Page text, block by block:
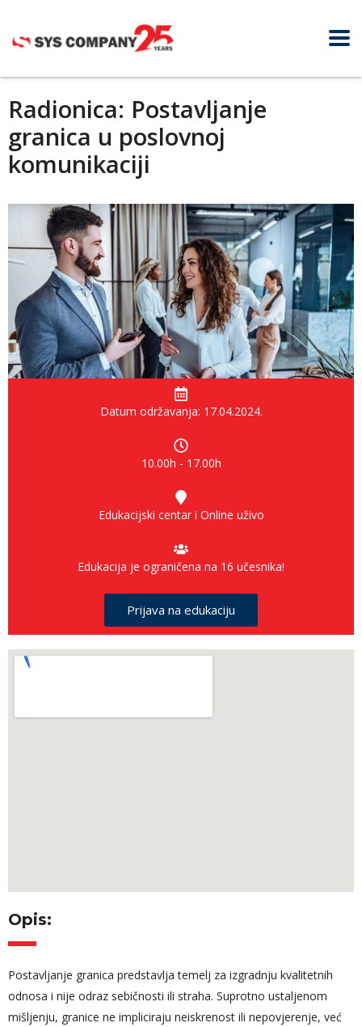
Radionica: Postavljanje
granica u poslovnoj
komunikaciji
Datum održavanja: 17.04.2024.
10.00h - 17.00h
Edukacijski centar i Online uživo
Edukacija je ograničena na 16 učesnika!
Prijava na edukaciju
Opis:
Postavljanje granica predstavlja temelj za izgradnju kvalitetnih
odnosa i nije odraz sebičnosti ili straha. Suprotno ustaljenom
mišljenju, granice ne impliciraju neiskrenost ili nepovjerenje, već